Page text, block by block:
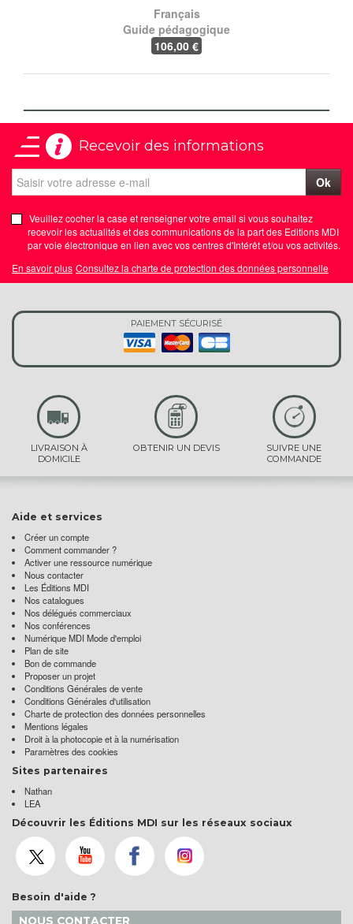
Français
Guide pédagogique
106,00 €
Recevoir des informations
Ok
Veuillez cocher la case et renseigner votre email si vous souhaitez
recevoir les actualités et des communications de la part des Editions MDI
par voie électronique en lien avec vos centres d'Intérêt et/ou vos activités.
En savoir plus Consultez la charte de protection des données personnelle
PAIEMENT SÉCURISÉ
LIVRAISON À
DOMICILE
OBTENIR UN DEVIS
SUIVRE UNE
COMMANDE
Aide et services
Créer un compte
Comment commander ?
Activer une ressource numérique
Nous contacter
Les Éditions MDI
Nos catalogues
Nos délégués commerciaux
Nos conférences
Numérique MDI Mode d'emploi
Plan de site
Bon de commande
Proposer un projet
Conditions Générales de vente
Conditions Générales d'utilisation
Charte de protection des données personnelles
Mentions légales
Droit à la photocopie et à la numérisation
Paramètres des cookies
Sites partenaires
Nathan
LEA
Découvrir les Éditions MDI sur les réseaux sociaux
Besoin d'aide ?
NOUS CONTACTER